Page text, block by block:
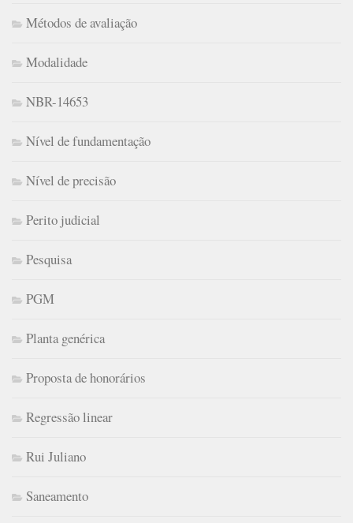
Métodos de avaliação
Modalidade
NBR-14653
Nível de fundamentação
Nível de precisão
Perito judicial
Pesquisa
PGM
Planta genérica
Proposta de honorários
Regressão linear
Rui Juliano
Saneamento